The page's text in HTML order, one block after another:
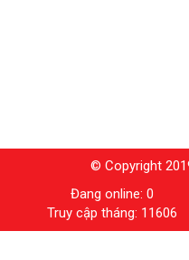
© Copyright
Đang online: 0
Truy cập tháng: 11606